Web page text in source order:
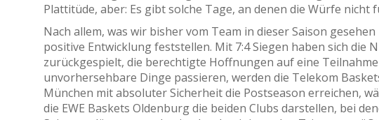
Plattitüde, aber: Es gibt solche Tage, an denen die Würfe nicht
Nach allem, was wir bisher vom Team in dieser Saison
positive Entwicklung feststellen. Mit 7:4 Siegen haben sich die
zurückgespielt, die berechtigte Hoffnungen auf eine
unvorhersehbare Dinge passieren, werden die Telekom
München mit absoluter Sicherheit die Postseason erreichen,
die EWE Baskets Oldenburg die beiden Clubs darstellen, bei